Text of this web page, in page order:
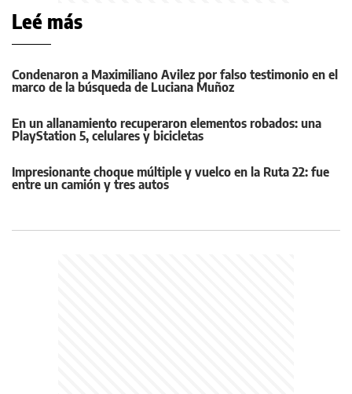
Leé más
Condenaron a Maximiliano Avilez por falso testimonio en el
marco de la búsqueda de Luciana Muñoz
En un allanamiento recuperaron elementos robados: una
PlayStation 5, celulares y bicicletas
Impresionante choque múltiple y vuelco en la Ruta 22: fue
entre un camión y tres autos